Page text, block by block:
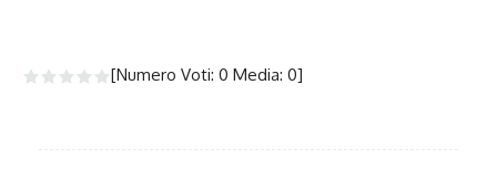
[Numero Voti: 0 Media: 0]